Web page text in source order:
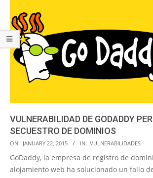
VULNERABILIDAD DE GODADDY
SECUESTRO DE DOMINIOS
2015-
01-
22
ON: JANUARY 22, 2015 IN: VULNERABILIDADES
GoDaddy, la empresa de registro de
alojamiento web ha solucionado un fallo